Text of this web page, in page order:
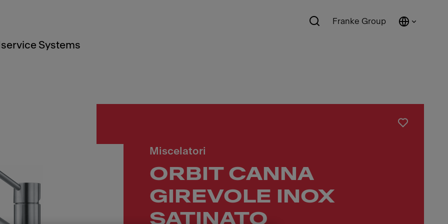
Systems
Franke Group
Miscelatori
ORBIT CANNA
GIREVOLE INOX
SATINATO